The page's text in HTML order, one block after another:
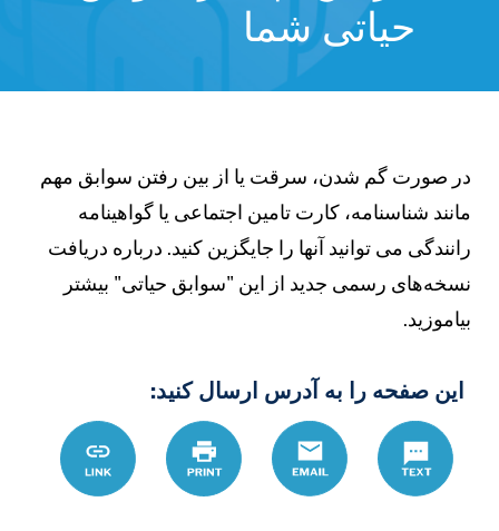
حیاتی شما
در صورت گم شدن، سرقت یا از بین رفتن سوابق مهم
مانند شناسنامه، کارت تامین اجتماعی یا گواهینامه
رانندگی می توانید آنها را جایگزین کنید. درباره دریافت
نسخه‌های رسمی جدید از این "سوابق حیاتی" بیشتر
بیاموزید.
این صفحه را به آدرس ارسال کنید:
Text
Email چاپ
topic/vital-
records
Link